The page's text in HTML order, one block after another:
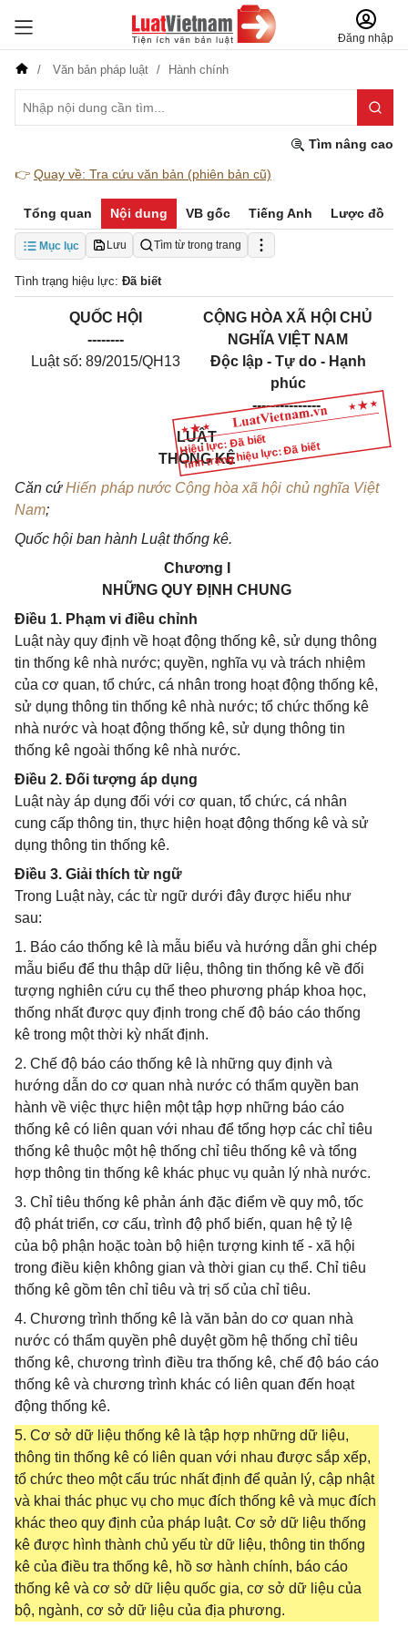
Đăng nhập
Văn bản pháp luật Hành chính
Tìm nâng cao
👉 Quay về: Tra cứu văn bản (phiên bản cũ)
Tổng quan Nội dung VB gốc Tiếng Anh Lược đồ
Mục lục Lưu Tìm từ trong trang
Tình trạng hiệu lực: Đã biết
Hiệu lực: Đã biết
Tình trạng hiệu lực: Đã biết
QUỐC HỘI
--------
Luật số: 89/2015/QH13
CỘNG HÒA XÃ HỘI CHỦ
NGHĨA VIỆT NAM
Độc lập - Tự do - Hạnh
phúc
---------------
LUẬT
THỐNG KÊ
Căn cứHiến pháp nước Cộng hòa xã hội chủ nghĩa Việt
Nam;
Quốc hội ban hành Luật thống kê.
Chương I
NHỮNG QUY ĐỊNH CHUNG
Điều 1. Phạm vi điều chỉnh
Luật này quy định về hoạt động thống kê, sử dụng thông
tin thống kê nhà nước; quyền, nghĩa vụ và trách nhiệm
của cơ quan, tổ chức, cá nhân trong hoạt động thống kê,
sử dụng thông tin thống kê nhà nước; tổ chức thống kê
nhà nước và hoạt động thống kê, sử dụng thông tin
thống kê ngoài thống kê nhà nước.
Điều 2. Đối tượng áp dụng
Luật này áp dụng đối với cơ quan, tổ chức, cá nhân
cung cấp thông tin, thực hiện hoạt động thống kê và sử
dụng thông tin thống kê.
Điều 3. Giải thích từ ngữ
Trong Luật này, các từ ngữ dưới đây được hiểu như
sau:
1. Báo cáo thống kê là mẫu biểu và hướng dẫn ghi chép
mẫu biểu để thu thập dữ liệu, thông tin thống kê về đối
tượng nghiên cứu cụ thể theo phương pháp khoa học,
thống nhất được quy định trong chế độ báo cáo thống
kê trong một thời kỳ nhất định.
2. Chế độ báo cáo thống kê là những quy định và
hướng dẫn do cơ quan nhà nước có thẩm quyền ban
hành về việc thực hiện một tập hợp những báo cáo
thống kê có liên quan với nhau để tổng hợp các chỉ tiêu
thống kê thuộc một hệ thống chỉ tiêu thống kê và tổng
hợp thông tin thống kê khác phục vụ quản lý nhà nước.
3. Chỉ tiêu thống kê phản ánh đặc điểm về quy mô, tốc
độ phát triển, cơ cấu, trình độ phổ biến, quan hệ tỷ lệ
của bộ phận hoặc toàn bộ hiện tượng kinh tế - xã hội
trong điều kiện không gian và thời gian cụ thể. Chỉ tiêu
thống kê gồm tên chỉ tiêu và trị số của chỉ tiêu.
4. Chương trình thống kê là văn bản do cơ quan nhà
nước có thẩm quyền phê duyệt gồm hệ thống chỉ tiêu
thống kê, chương trình điều tra thống kê, chế độ báo cáo
thống kê và chương trình khác có liên quan đến hoạt
động thống kê.
5. Cơ sở dữ liệu thống kê là tập hợp những dữ liệu,
thông tin thống kê có liên quan với nhau được sắp xếp,
tổ chức theo một cấu trúc nhất định để quản lý, cập nhật
và khai thác phục vụ cho mục đích thống kê và mục đích
khác theo quy định của pháp luật. Cơ sở dữ liệu thống
kê được hình thành chủ yếu từ dữ liệu, thông tin thống
kê của điều tra thống kê, hồ sơ hành chính, báo cáo
thống kê và cơ sở dữ liệu quốc gia, cơ sở dữ liệu của
bộ, ngành, cơ sở dữ liệu của địa phương.